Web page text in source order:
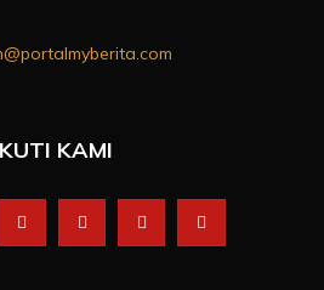
KAMI